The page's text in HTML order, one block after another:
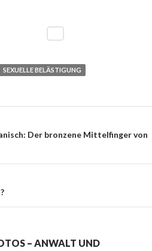
SEXUELLE BELÄSTIGUNG
Der bronzene Mittelfinger von
– ANWALT UND M